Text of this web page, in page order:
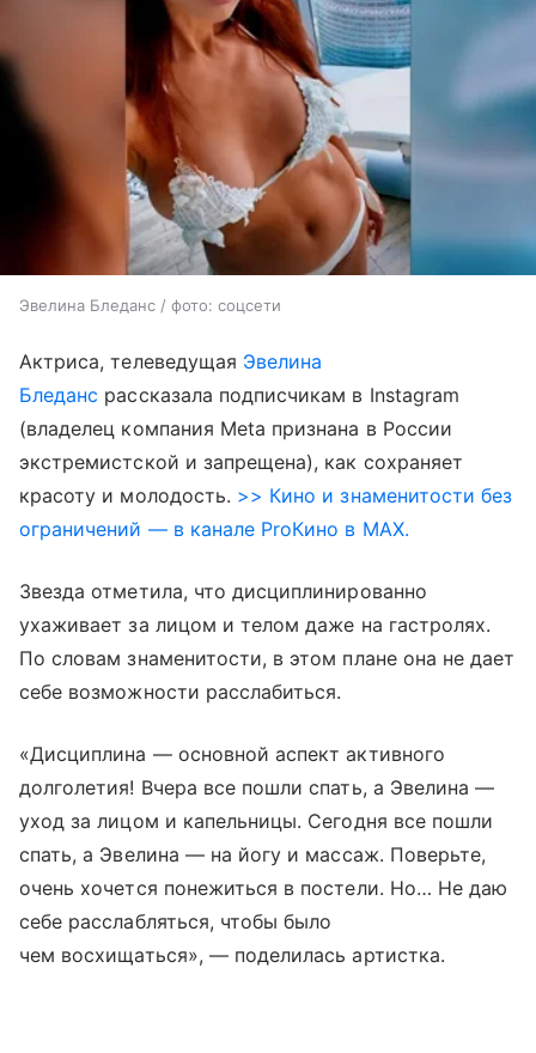
Эвелина Бледанс / фото: соцсети
Актриса, телеведущая Эвелина
Бледанс рассказала подписчикам в Instagram
(владелец компания Meta признана в России
экстремистской и запрещена), как сохраняет
красоту и молодость. >> Кино и знаменитости без
ограничений — в канале ProКино в MAX.
Звезда отметила, что дисциплинированно
ухаживает за лицом и телом даже на гастролях.
По словам знаменитости, в этом плане она не дает
себе возможности расслабиться.
«Дисциплина — основной аспект активного
долголетия! Вчера все пошли спать, а Эвелина —
уход за лицом и капельницы. Сегодня все пошли
спать, а Эвелина — на йогу и массаж. Поверьте,
очень хочется понежиться в постели. Ho… Не даю
себе расслабляться, чтобы было
чем восхищаться», — поделилась артистка.